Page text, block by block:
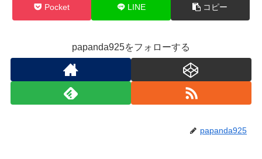
Pocket LINE コピー
papanda925をフォローする
papanda925